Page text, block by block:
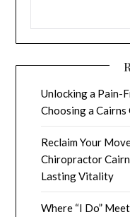
Unlocking a Pain-
Choosing a
Reclaim Your
Chiropractor
Lasting Vitality
Where “I Do”